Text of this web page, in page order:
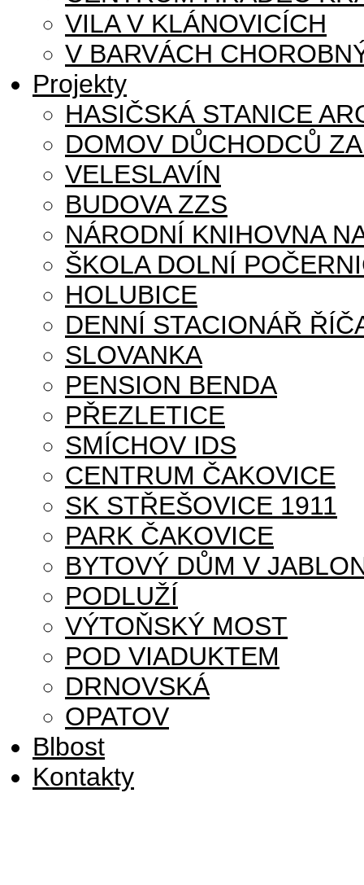
VILA V KLÁNOVICÍCH
V BARVÁCH
Projekty
HASIČSKÁ STANICE
DOMOV DŮCHODCŮ
VELESLAVÍN
BUDOVA ZZS
NÁRODNÍ KNIHOVNA
ŠKOLA DOLNÍ
HOLUBICE
DENNÍ STACIONÁŘ
SLOVANKA
PENSION BENDA
PŘEZLETICE
SMÍCHOV IDS
CENTRUM ČAKOVICE
SK STŘEŠOVICE 1911
PARK ČAKOVICE
BYTOVÝ DŮM V
PODLUŽÍ
VÝTOŇSKÝ MOST
POD VIADUKTEM
DRNOVSKÁ
OPATOV
Blbost
Kontakty